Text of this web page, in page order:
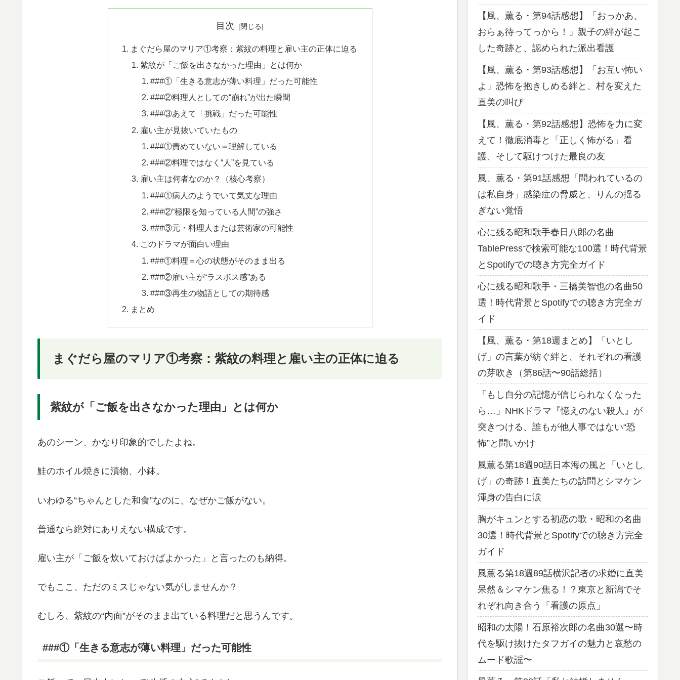
目次
まぐだら屋のマリア①考察：紫紋の料理と雇い主の正体に迫る
紫紋が「ご飯を出さなかった理由」とは何か
###①「生きる意志が薄い料理」だった可能性
###②料理人としての“崩れ”が出た瞬間
###③あえて「挑戦」だった可能性
雇い主が見抜いていたもの
###①責めていない＝理解している
###②料理ではなく“人”を見ている
雇い主は何者なのか？（核心考察）
###①病人のようでいて気丈な理由
###②“極限を知っている人間”の強さ
###③元・料理人または芸術家の可能性
このドラマが面白い理由
###①料理＝心の状態がそのまま出る
###②雇い主が“ラスボス感”ある
###③再生の物語としての期待感
まとめ
まぐだら屋のマリア①考察：紫紋の料理と雇い主の正体に迫る
紫紋が「ご飯を出さなかった理由」とは何か
あのシーン、かなり印象的でしたよね。
鮭のホイル焼きに漬物、小鉢。
いわゆる“ちゃんとした和食”なのに、なぜかご飯がない。
普通なら絶対にありえない構成です。
雇い主が「ご飯を炊いておけばよかった」と言ったのも納得。
でもここ、ただのミスじゃない気がしませんか？
むしろ、紫紋の“内面”がそのまま出ている料理だと思うんです。
###①「生きる意志が薄い料理」だった可能性
【風、薫る・第94話感想】「おっかあ、
おらぁ待ってっから！」親子の絆が起こ
した奇跡と、認められた派出看護
【風、薫る・第93話感想】「お互い怖い
よ」恐怖を抱きしめる絆と、村を変えた
直美の叫び
【風、薫る・第92話感想】恐怖を力に変
えて！徹底消毒と「正しく怖がる」看
護、そして駆けつけた最良の友
風、薫る・第91話感想「問われているの
は私自身」感染症の脅威と、りんの揺る
ぎない覚悟
心に残る昭和歌手春日八郎の名曲
TablePressで検索可能な100選！時代背景
とSpotifyでの聴き方完全ガイド
心に残る昭和歌手・三橋美智也の名曲50
選！時代背景とSpotifyでの聴き方完全ガ
イド
【風、薫る・第18週まとめ】「いとし
げ」の言葉が紡ぐ絆と、それぞれの看護
の芽吹き（第86話〜90話総括）
「もし自分の記憶が信じられなくなった
ら…」NHKドラマ『憶えのない殺人』が
突きつける、誰もが他人事ではない“恐
怖”と問いかけ
風薫る第18週90話日本海の風と「いとし
げ」の奇跡！直美たちの訪問とシマケン
渾身の告白に涙
胸がキュンとする初恋の歌・昭和の名曲
30選！時代背景とSpotifyでの聴き方完全
ガイド
風薫る第18週89話横沢記者の求婚に直美
呆然＆シマケン焦る！？東京と新潟でそ
れぞれ向き合う「看護の原点」
昭和の太陽！石原裕次郎の名曲30選〜時
代を駆け抜けたタフガイの魅力と哀愁の
ムード歌謡〜